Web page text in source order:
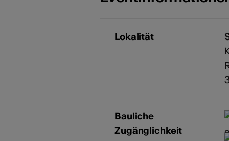
Lokalität
Bauliche
Zugänglichkeit